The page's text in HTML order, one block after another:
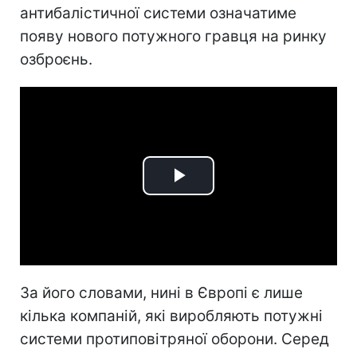
антибалістичної системи означатиме
появу нового потужного гравця на ринку
озброєнь.
Play
За його словами, нині в Європі є лише
кілька компаній, які виробляють потужні
системи протиповітряної оборони. Серед